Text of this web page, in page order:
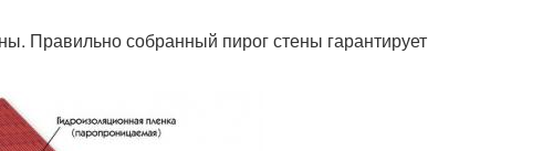
Правильно собранный пирог стены гарантирует